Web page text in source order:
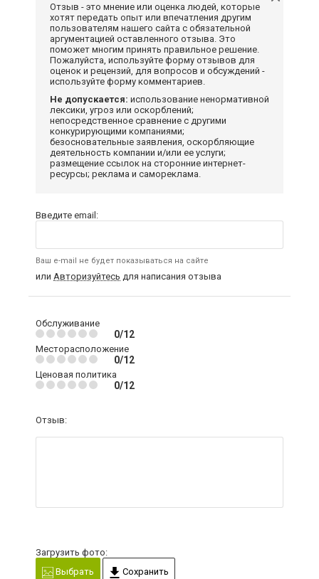
Отзыв - это мнение или оценка людей, которые
хотят передать опыт или впечатления другим
пользователям нашего сайта с обязательной
аргументацией оставленного отзыва. Это
поможет многим принять правильное решение.
Пожалуйста, используйте форму отзывов для
оценок и рецензий, для вопросов и обсуждений -
используйте форму комментариев.
Не допускается: использование ненормативной
лексики, угроз или оскорблений;
непосредственное сравнение с другими
конкурирующими компаниями;
безосновательные заявления, оскорбляющие
деятельность компании и/или ее услуги;
размещение ссылок на сторонние интернет-
ресурсы; реклама и самореклама.
Введите email:
Ваш e-mail не будет показываться на сайте
или Авторизуйтесь для написания отзыва
Обслуживание
0/12
Месторасположение
0/12
Ценовая политика
0/12
Отзыв:
Загрузить фото:
Выбрать
Сохранить